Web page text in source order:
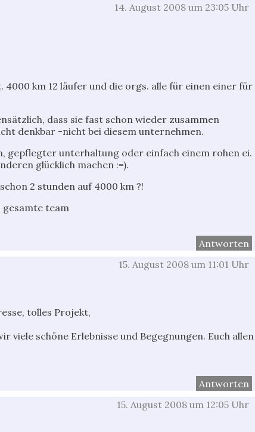
14. August 2008 um 23:05 Uhr
4000 km 12 läufer und die orgs. alle für einen einer für
dass sie fast schon wieder zusammen
denkbar -nicht bei diesem unternehmen.
gepflegter unterhaltung oder einfach einem rohen ei.
glücklich machen :=).
2 stunden auf 4000 km ?!
gesamte team
Antworten
15. August 2008 um 11:01 Uhr
tolles Projekt,
viele schöne Erlebnisse und Begegnungen. Euch allen
Antworten
15. August 2008 um 12:05 Uhr